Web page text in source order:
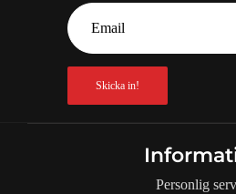
Skicka in!
Personlig